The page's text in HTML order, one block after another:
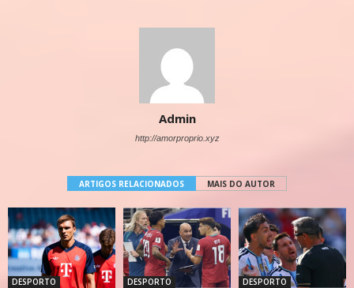
Admin
http://amorproprio.xyz
ARTIGOS RELACIONADOS MAIS DO AUTOR
DESPORTO DESPORTO DESPORTO